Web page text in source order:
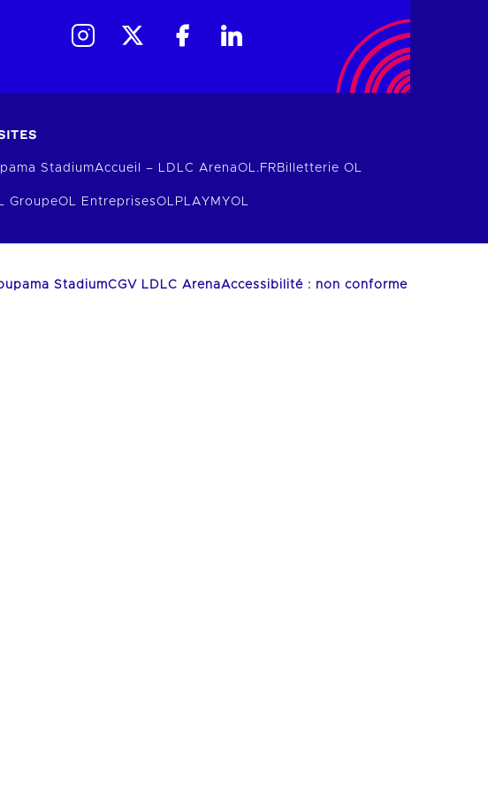
StadiumAccueil – LDLC ArenaOL.FR Billetterie OL
GroupeOL EntreprisesOLPLAY MYOL
StadiumCGV LDLC ArenaAccessibilité : non conforme